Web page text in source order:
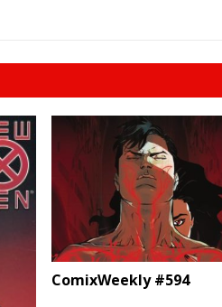
ComixWeekly #594